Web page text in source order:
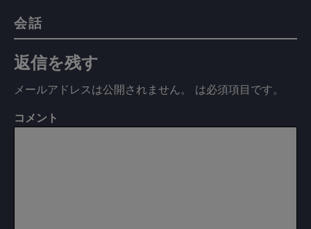
会話
返信を残す
メールアドレスは公開されません。 は必須項目です。
コメント